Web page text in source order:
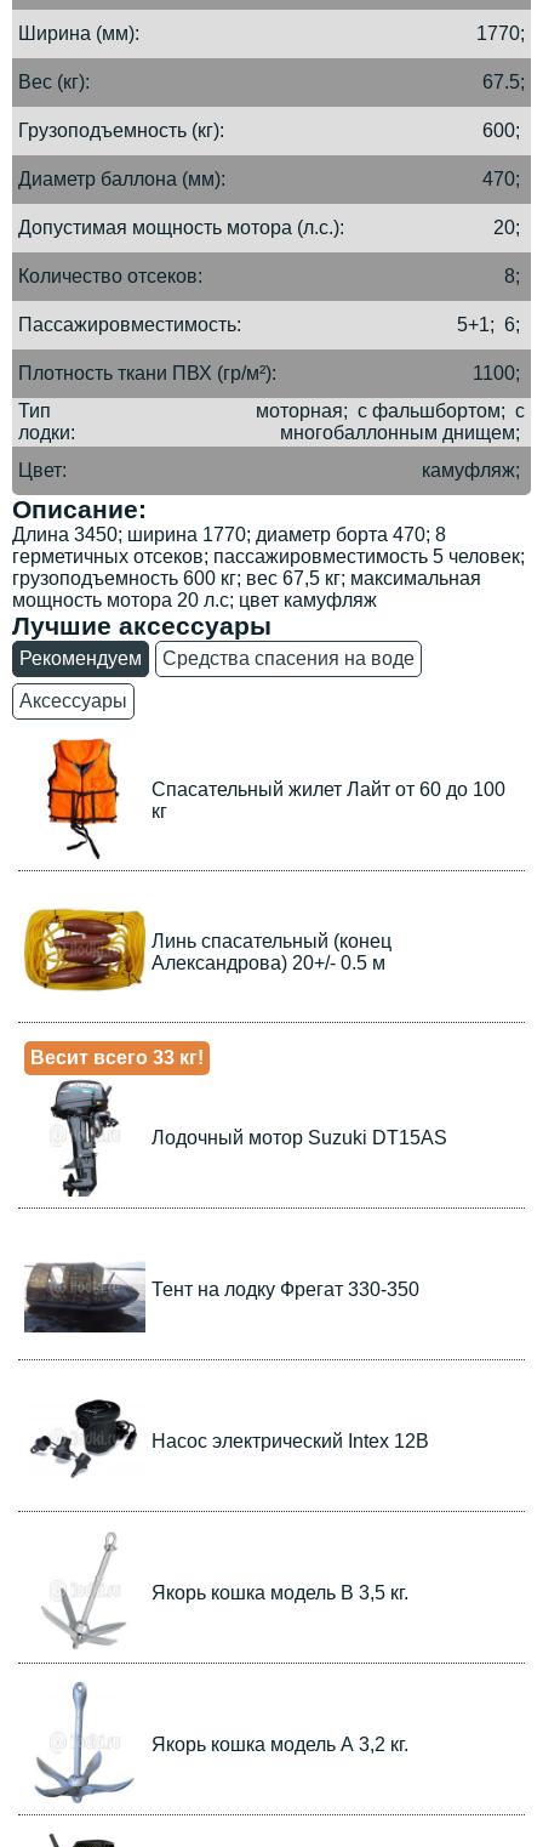
Ширина (мм) 1770;
Вес (кг) 67.5;
Грузоподъемность (кг) 600;
Диаметр баллона (мм) 470;
Допустимая мощность мотора (л.с.) 20;
Количество отсеков 8;
Пассажировместимость 5+1; 6;
Плотность ткани ПВХ (гр/м²)
1100;
Тип
лодки
моторная; с фальшбортом; с
многобаллонным днищем;
Цвет
камуфляж;
Описание:
Длина 3450; ширина 1770; диаметр борта 470; 8
герметичных отсеков; пассажировместимость 5 человек;
грузоподъемность 600 кг; вес 67,5 кг; максимальная
мощность мотора 20 л.с; цвет камуфляж
Лучшие аксессуары
Рекомендуем Средства спасения на воде
Аксессуары
Спасательный жилет Лайт от 60 до 100
кг
Линь спасательный (конец
Александрова) 20+/- 0.5 м
Весит всего 33 кг!
Лодочный мотор Suzuki DT15AS
Тент на лодку Фрегат 330-350
Насос электрический Intex 12В
Якорь кошка модель В 3,5 кг.
Якорь кошка модель А 3,2 кг.